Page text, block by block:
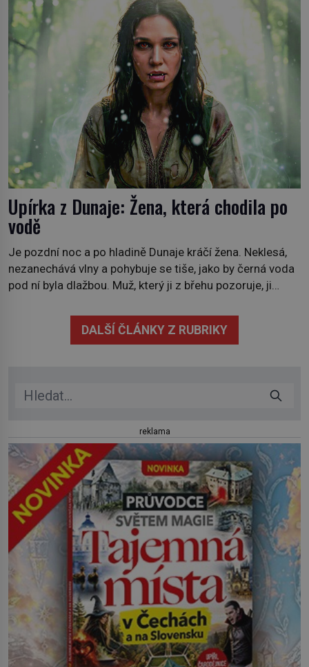
osud? Dne 21. října 1966 se velšská vesnice Aberfan […]
Upírka z Dunaje: Žena, která chodila po
vodě
Je pozdní noc a po hladině Dunaje kráčí žena. Neklesá,
nezanechává vlny a pohybuje se tiše, jako by černá voda
pod ní byla dlažbou. Muž, který ji z břehu pozoruje, ji
mrtvá celé století. Vesnice Kisiljevo v severovýchodním
Srbsku má s upíry nevyřízené účty. […]
DALŠÍ ČLÁNKY Z RUBRIKY
reklama